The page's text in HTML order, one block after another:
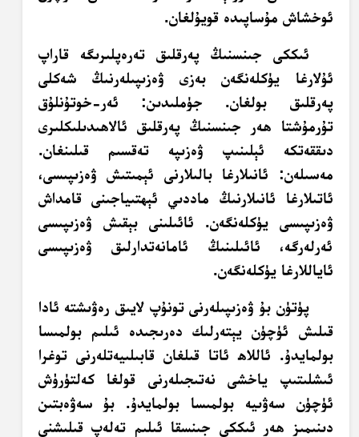
ئوخشاش مۇساپىدە قويۇلغان.
ئىككى جىنسنىڭ پەرقلىق تەرەپلىرىگە قاراپ
ئۇلارغا يۈكلەنگەن بەزى ۋەزىپىلەرنىڭ شەكلى
پەرقلىق بولغان. جۈملىدىن: ئەر-خوتۇنلۇق
تۇرمۇشتا ھەر جىنسنىڭ پەرقلىق ئالاھىدىلىكلىرى
دىققەتكە ئېلىنىپ ۋەزىپە تەقسىم قىلىنغان.
مەسىلەن: ئانىلارغا بالىلارنى ئېمىتىش ۋەزىپىسى،
ئاتىلارغا ئانىلارنىڭ ماددىي ئېھتىياجىنى قامداش
ۋەزىپىسى يۈكلەنگەن. ئائىلىنى بېقىش ۋەزىپىسى
ئەرلەرگە، ئائىلىنىڭ ئامانەتدارلىق ۋەزىپىسى
ئاياللارغا يۈكلەنگەن.
پۈتۈن بۇ ۋەزىپىلەرنى تونۇپ لايىق رەۋىشتە ئادا
قىلىش ئۈچۈن يېتەرلىك دەرىجىدە ئىلىم بولمىسا
بولمايدۇ. ئاللاھ ئاتا قىلغان قابىلىيەتلەرنى توغرا
ئىشلىتىپ ياخشى نەتىجىلەرنى قولغا كەلتۈرۈش
ئۈچۈن سەۋىيە بولمىسا بولمايدۇ. بۇ سەۋەبتىن
دىنىمىز ھەر ئىككى جىنسقا ئىلىم تەلەپ قىلىشنى